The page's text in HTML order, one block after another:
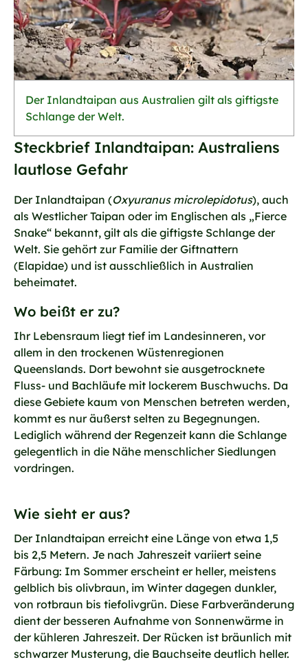
Der Inlandtaipan aus Australien gilt als giftigste
Schlange der Welt.
Steckbrief Inlandtaipan: Australiens
lautlose Gefahr
Der Inlandtaipan (Oxyuranus microlepidotus), auch
als Westlicher Taipan oder im Englischen als „Fierce
Snake“ bekannt, gilt als die giftigste Schlange der
Welt. Sie gehört zur Familie der Giftnattern
(Elapidae) und ist ausschließlich in Australien
beheimatet.
Wo beißt er zu?
Ihr Lebensraum liegt tief im Landesinneren, vor
allem in den trockenen Wüstenregionen
Queenslands. Dort bewohnt sie ausgetrocknete
Fluss- und Bachläufe mit lockerem Buschwuchs. Da
diese Gebiete kaum von Menschen betreten werden,
kommt es nur äußerst selten zu Begegnungen.
Lediglich während der Regenzeit kann die Schlange
gelegentlich in die Nähe menschlicher Siedlungen
vordringen.
Wie sieht er aus?
Der Inlandtaipan erreicht eine Länge von etwa 1,5
bis 2,5 Metern. Je nach Jahreszeit variiert seine
Färbung: Im Sommer erscheint er heller, meistens
gelblich bis olivbraun, im Winter dagegen dunkler,
von rotbraun bis tiefolivgrün. Diese Farbveränderung
dient der besseren Aufnahme von Sonnenwärme in
der kühleren Jahreszeit. Der Rücken ist bräunlich mit
schwarzer Musterung, die Bauchseite deutlich heller.